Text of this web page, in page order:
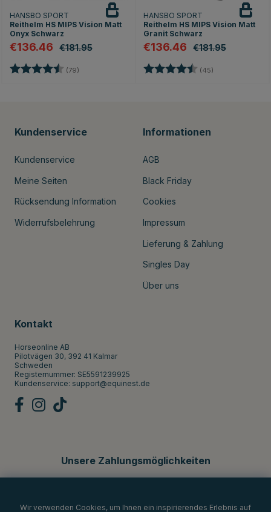
HANSBO SPORT
Reithelm HS MIPS Vision Matt
Onyx Schwarz
€136.46 €181.95
Bewertung: (79)
HANSBO SPORT
Reithelm HS MIPS Vision Matt
Granit Schwarz
€136.46 €181.95
Bewertung: (45)
Kundenservice
Kundenservice
Meine Seiten
Rücksendung Information
Widerrufsbelehrung
Informationen
AGB
Black Friday
Cookies
Impressum
Lieferung & Zahlung
Singles Day
Über uns
Kontakt
Horseonline AB
Pilotvägen 30, 392 41 Kalmar
Schweden
Registernummer: SE5591239925
Kundenservice: support@equinest.de
Unsere Zahlungsmöglichkeiten
Wir verwenden Cookies, um Ihnen ein inspirierendes Erlebnis auf